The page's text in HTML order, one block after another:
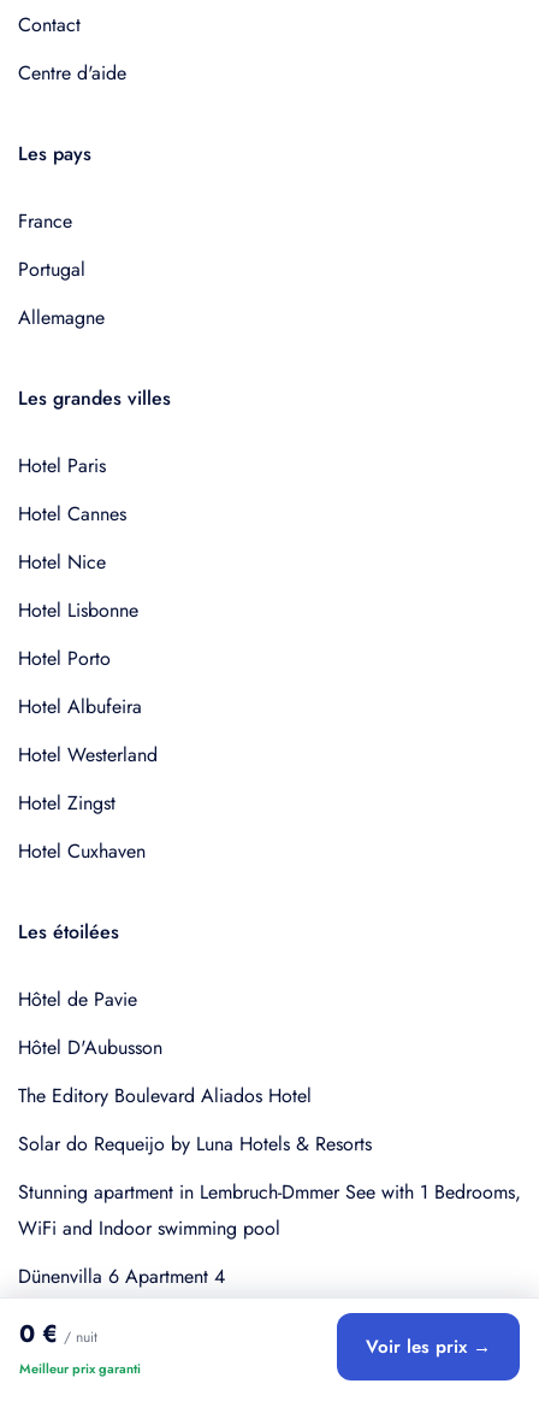
0 € / nuit
Meilleur prix garanti
Voir les prix →
Contact
Centre d'aide
Les pays
France
Portugal
Allemagne
Les grandes villes
Hotel Paris
Hotel Cannes
Hotel Nice
Hotel Lisbonne
Hotel Porto
Hotel Albufeira
Hotel Westerland
Hotel Zingst
Hotel Cuxhaven
Les étoilées
Hôtel de Pavie
Hôtel D'Aubusson
The Editory Boulevard Aliados Hotel
Solar do Requeijo by Luna Hotels & Resorts
Stunning apartment in Lembruch-Dmmer See with 1 Bedrooms,
WiFi and Indoor swimming pool
Dünenvilla 6 Apartment 4